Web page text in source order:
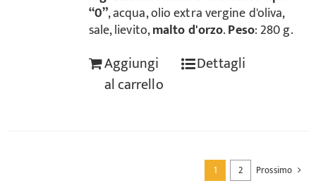
“0”, acqua, olio extra vergine d'oliva,
sale, lievito,malto d'orzo.Peso: 280 g.
Aggiungi
al carrello
Dettagli
1 2 Prossimo